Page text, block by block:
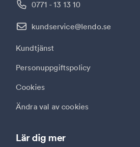
Lär dig mer
0771 - 13 13 10
kundservice@lendo.se
Kundtjänst
Personuppgiftspolicy
Cookies
Ändra val av cookies